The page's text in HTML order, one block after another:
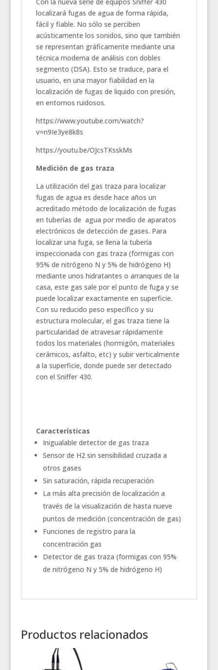
localizará fugas de agua de forma rápida,
fácil y fiable. No sólo se perciben
acústicamente los sonidos, sino que también
se representan gráficamente mediante una
técnica moderna de análisis con dobles
segmento (DSA). Esto se traduce, para el
usuario, en una mayor fiabilidad en la
localización de fugas de liquido con presión,
en entornos ruidosos.
https://www.youtube.com/watch?
v=n9Ie3ye8k8s
https://youtu.be/OJcsTKsskMs
Medición de gas traza
La utilización del gas traza para localizar
fugas de agua es desde hace años un
acreditado método de localización de fugas
en tuberías de agua por medio de aparatos
electrónicos de detección de gases. Para
localizar una fuga, se llena la tubería
inspeccionada con gas traza (formigas con
95% de nitrógeno N y 5% de hidrógeno H)
mediante unos hidratantes o arranques de la
casa, este gas sale por el punto de fuga y se
puede localizar exactamente en superficie.
Con su reducido peso específico y su
estructura molecular, el gas traza tiene la
particularidad de atravesar rápidamente
todos los materiales (hormigón, materiales
cerámicos, asfalto, etc) y subir verticalmente
a la superficie, donde puede ser detectado
con el Sniffer 430.
Características
Inigualable detector de gas traza
Sensor de H2 sin sensibilidad cruzada a
otros gases
Sin saturación, rápida recuperación
La más alta precisión de localización a
través de la visualización de hasta nueve
puntos de medición (concentración de gas)
Funciones de registro para la
concentración gas
Detector de gas traza (formigas con 95%
de nitrógeno N y 5% de hidrógeno H)
Productos relacionados